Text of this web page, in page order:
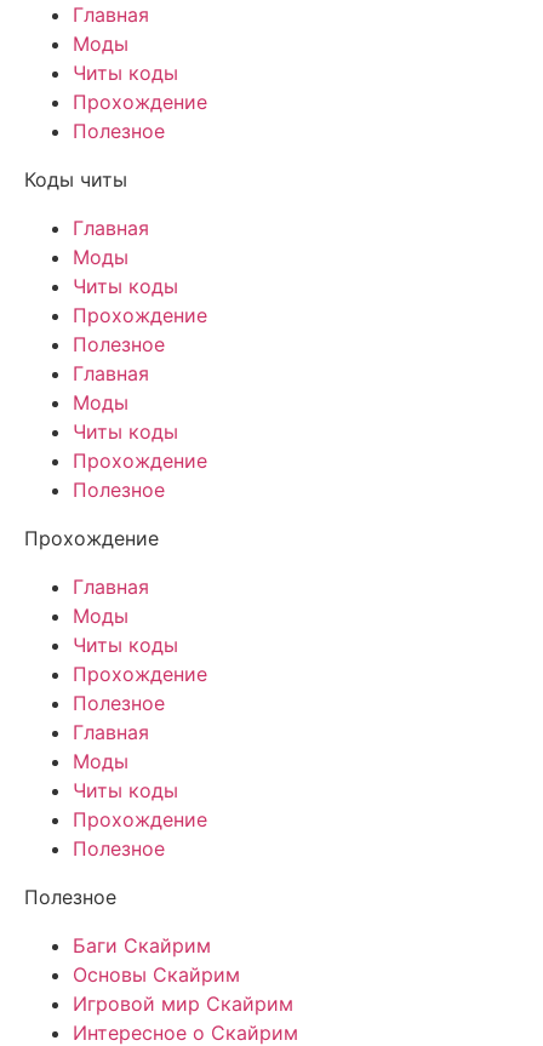
Главная
Моды
Читы коды
Прохождение
Полезное
Коды читы
Главная
Моды
Читы коды
Прохождение
Полезное
Главная
Моды
Читы коды
Прохождение
Полезное
Прохождение
Главная
Моды
Читы коды
Прохождение
Полезное
Главная
Моды
Читы коды
Прохождение
Полезное
Полезное
Баги Скайрим
Основы Скайрим
Игровой мир Скайрим
Интересное о Скайрим